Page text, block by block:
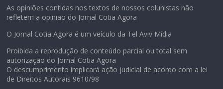
As opiniões contidas nos textos de nossos colunistas não
refletem a opinião do Jornal Cotia Agora
O Jornal Cotia Agora é um veículo da Tel Aviv Mídia
Proibida a reprodução de conteúdo parcial ou total sem
autorização do Jornal Cotia Agora
O descumprimento implicará ação judicial de acordo com a lei
de Direitos Autorais 9610/98